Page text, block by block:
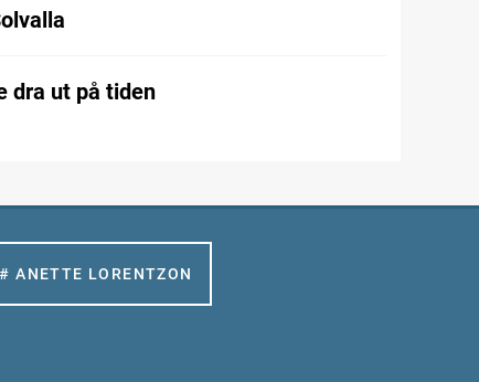
dra ut på tiden
# ANETTE LORENTZON